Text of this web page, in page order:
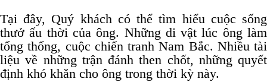
Tại đây, Quý khách có thể tìm hiểu cuộc sống
thưở ấu thời của ông. Những di vật lúc ông làm
tổng thống, cuộc chiến tranh Nam Bắc. Nhiều tài
liệu về những trận đánh then chốt, những quyết
định khó khăn cho ông trong thời kỳ này.